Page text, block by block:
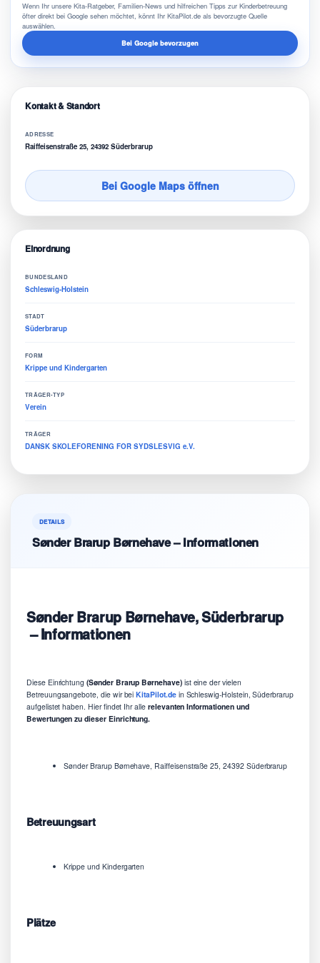
Wenn Ihr unsere Kita-Ratgeber, Familien-News und hilfreichen Tipps zur Kinderbetreuung
öfter direkt bei Google sehen möchtet, könnt Ihr KitaPilot.de als bevorzugte Quelle
auswählen.
Bei Google bevorzugen
Kontakt & Standort
ADRESSE
Raiffeisenstraße 25, 24392 Süderbrarup
Bei Google Maps öffnen
Einordnung
BUNDESLAND
Schleswig-Holstein
STADT
Süderbrarup
FORM
Krippe und Kindergarten
TRÄGER-TYP
Verein
TRÄGER
DANSK SKOLEFORENING FOR SYDSLESVIG e.V.
DETAILS
Sønder Brarup Børnehave – Informationen
Sønder Brarup Børnehave, Süderbrarup
– Informationen
Diese Einrichtung (Sønder Brarup Børnehave)ist eine der vielen
Betreuungsangebote, die wir beiKitaPilot.dein Schleswig-Holstein, Süderbrarup
aufgelistet haben. Hier findet Ihr allerelevanten Informationen und
Bewertungen zu dieser Einrichtung.
Sønder Brarup Børnehave, Raiffeisenstraße 25, 24392 Süderbrarup
Betreuungsart
Krippe und Kindergarten
Plätze